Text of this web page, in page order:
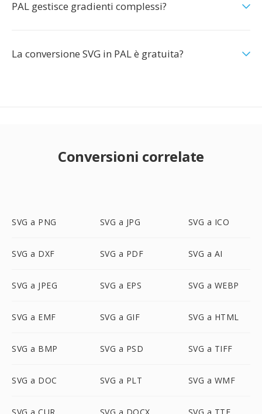
PAL gestisce gradienti complessi?
La conversione SVG in PAL è gratuita?
Conversioni correlate
SVG a PNG SVG a JPG SVG a ICO
SVG a DXF SVG a PDF SVG a AI
SVG a JPEG SVG a EPS SVG a WEBP
SVG a EMF SVG a GIF SVG a HTML
SVG a BMP SVG a PSD SVG a TIFF
SVG a DOC SVG a PLT SVG a WMF